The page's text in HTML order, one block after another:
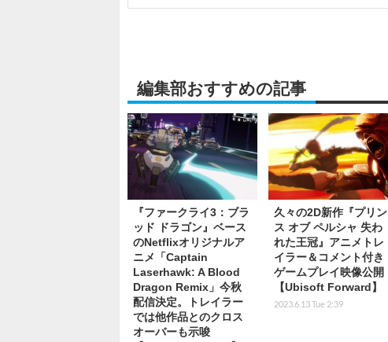
編集部おすすめの記事
『ファークライ3：ブラ
ッド ドラゴン』ベース
のNetflixオリジナルア
ニメ「Captain
Laserhawk: A Blood
Dragon Remix」今秋
配信決定。トレイラー
では他作品とのクロス
オーバーも示唆
久々の2D新作『プリン
ス オブ ペルシャ 失わ
れた王冠』アニメトレ
イラー＆コメント付き
ゲームプレイ映像公開
【Ubisoft Forward】
2023.6.13 Tue 2:39